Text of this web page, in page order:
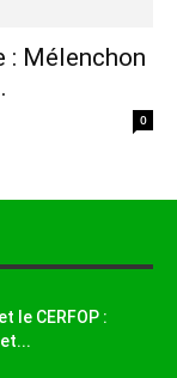
: Mélenchon
0
le CERFOP :